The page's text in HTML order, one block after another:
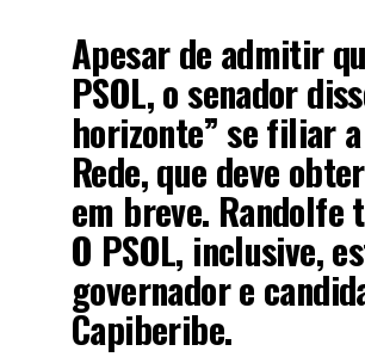
Apesar de admitir
PSOL, o senador
horizonte” se filiar
Rede, que deve
em breve. Randolfe
O PSOL, inclusive,
governador e
Capiberibe.